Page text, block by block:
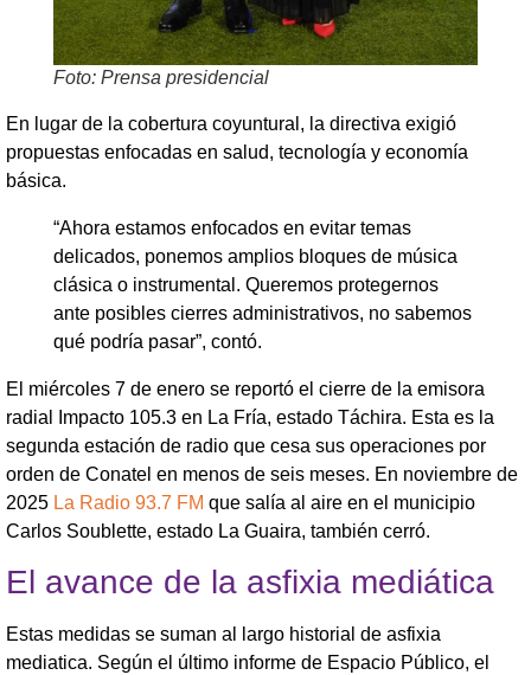
Foto: Prensa presidencial
En lugar de la cobertura coyuntural, la directiva exigió
propuestas enfocadas en salud, tecnología y economía
básica.
“Ahora estamos enfocados en evitar temas
delicados, ponemos amplios bloques de música
clásica o instrumental. Queremos protegernos
ante posibles cierres administrativos, no sabemos
qué podría pasar”, contó.
El miércoles 7 de enero se reportó el cierre de la emisora
radial Impacto 105.3 en La Fría, estado Táchira. Esta es la
segunda estación de radio que cesa sus operaciones por
orden de Conatel en menos de seis meses. En noviembre de
2025 La Radio 93.7 FM que salía al aire en el municipio
Carlos Soublette, estado La Guaira, también cerró.
El avance de la asfixia mediática
Estas medidas se suman al largo historial de asfixia
mediatica. Según el último informe de Espacio Público, el